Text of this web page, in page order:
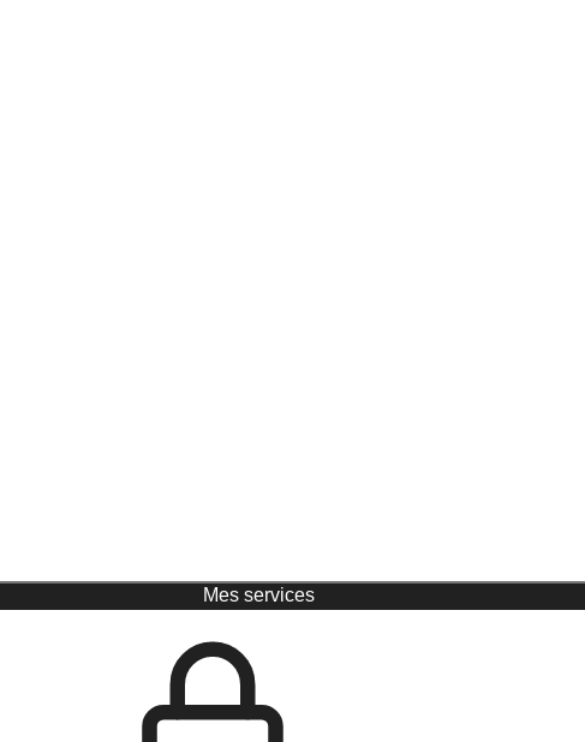
Mes services